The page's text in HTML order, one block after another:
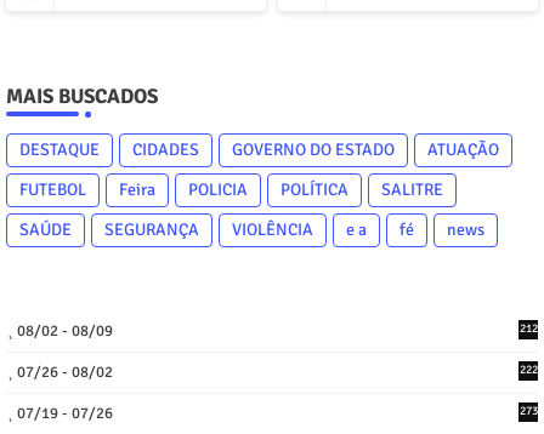
MAIS BUSCADOS
DESTAQUE CIDADES GOVERNO DO ESTADO
ATUAÇÃO
FUTEBOL
Feira POLICIA POLÍTICA
SALITRE
SAÚDE
SEGURANÇA VIOLÊNCIA e a fé news
08/02 - 08/09 212
07/26 - 08/02 222
07/19 - 07/26 273